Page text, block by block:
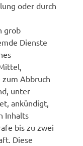
oder durch
grob
Dienste
Abbruch
unter
ankündigt,
Inhalts
bis zu zwei
Diese